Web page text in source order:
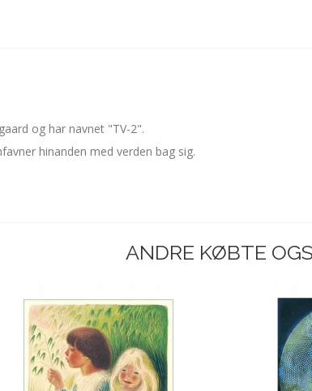
og har navnet "TV-2".
hinanden med verden bag sig.
ANDRE KØBTE